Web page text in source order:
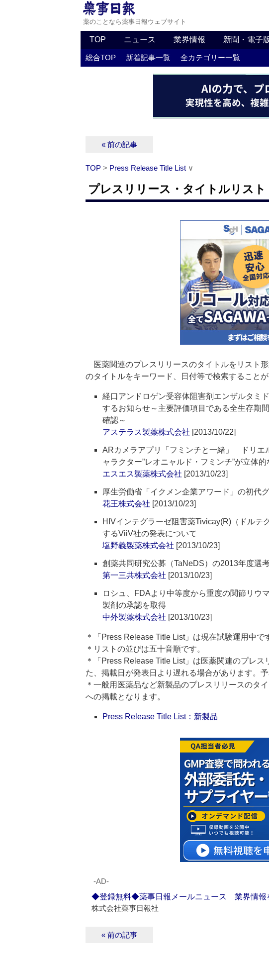
薬のことなら薬事日報ウェブサイト
TOP ニュース 業界情報 新聞・電子
総合TOP 新着記事一覧 全カテゴリー一覧
« 前の記事
TOP > Press Release Title List ∨
プレスリリース・タイトルリス
医薬関連のプレスリリースのタイトルをリスト形
のタイトルをキーワード、日付等で検索すること
経口アンドロゲン受容体阻害剤エンザルタミ
するお知らせ～主要評価項目である全生存期
確認～
アステラス製薬株式会社 [2013/10/22]
ARカメラアプリ「フミンチと一緒」 ドリエ
ャラクター”レオニャルド・フミンチ”が立体
エスエス製薬株式会社 [2013/10/23]
厚生労働省「イクメン企業アワード」の初代
花王株式会社 [2013/10/23]
HIVインテグラーゼ阻害薬Tivicay(R)（ドルテ
するViiV社の発表について
塩野義製薬株式会社 [2013/10/23]
創薬共同研究公募（TaNeDS）の2013年度選
第一三共株式会社 [2013/10/23]
ロシュ、FDAより中等度から重度の関節リウ
製剤の承認を取得
中外製薬株式会社 [2013/10/23]
＊「Press Release Title List」は現在試験運用中で
＊リストの並びは五十音順です。
＊「Press Release Title List」は医薬関連のプレ
た、掲載日が発表日より遅れる場合があります。予
＊一般用医薬品など新製品のプレスリリースのタ
への掲載となります。
Press Release Title List：新製品
‐AD‐
◆登録無料◆薬事日報メールニュース 業界情報
株式会社薬事日報社
« 前の記事